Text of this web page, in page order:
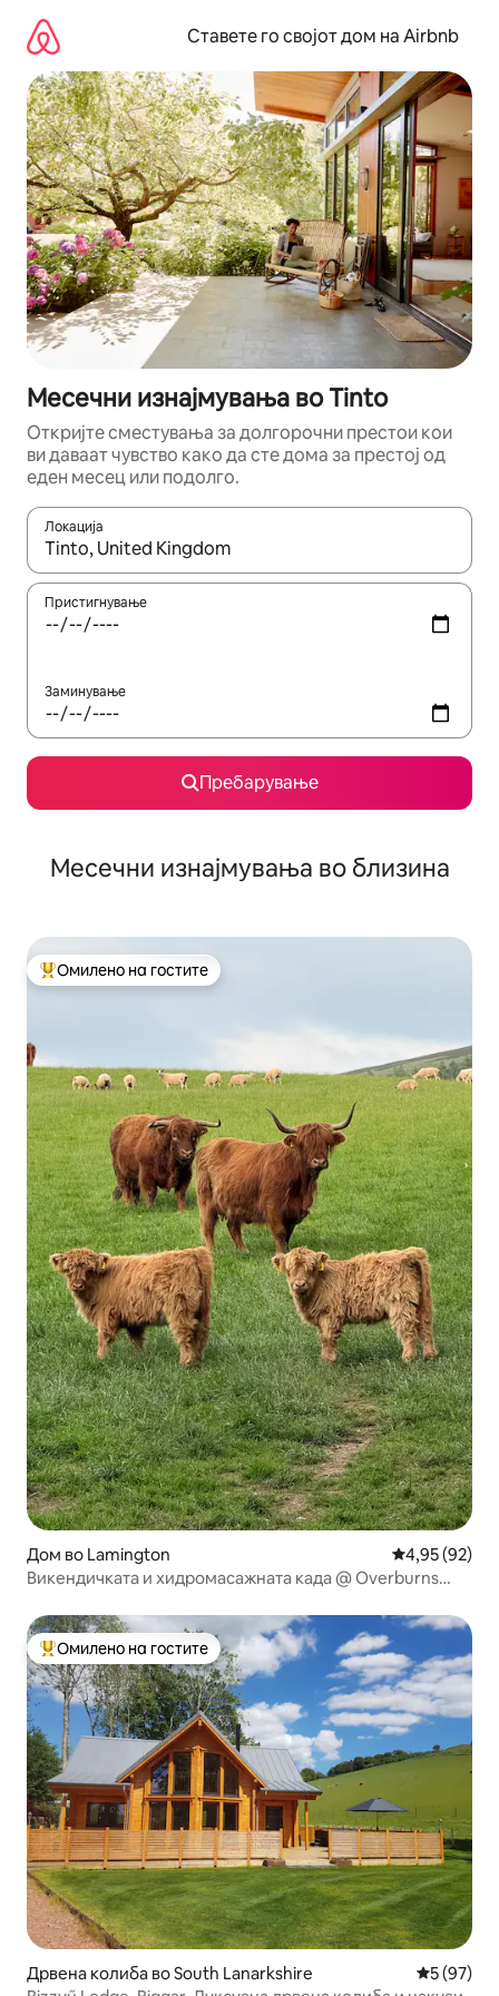
содржина
Ставете го својот дом на Airbnb
Месечни изнајмувања во Tinto
Откријте сместувања за долгорочни престои кои
ви даваат чувство како да сте дома за престој од
еден месец или подолго.
Локација
Кога резултатите се достапни, движете се со копчињата
Пристигнување
Заминување
Пребарување
Месечни изнајмувања во близина
Меѓу најуспешните „Омилени на гостите“
Омилено на гостите
Дом во Lamington Просечна
4,95 (92)
Викендичката и хидромасажната када @ Overburns
Меѓу најуспешните „Омилени на гостите“
Омилено на гостите
Дрвена колиба во South Lanarkshire Просечна
5 (97)